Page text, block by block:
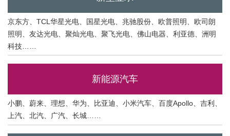
京东方、TCL华星光电、国星光电、兆驰股份、欧普照明、欧司朗
照明、友达光电、聚灿光电、聚飞光电、佛山电器、利亚德、洲明
科技……
新能源汽车
小鹏、蔚来、理想、华为、比亚迪、小米汽车、百度Apollo、吉利、
上汽、北汽、广汽、长城……